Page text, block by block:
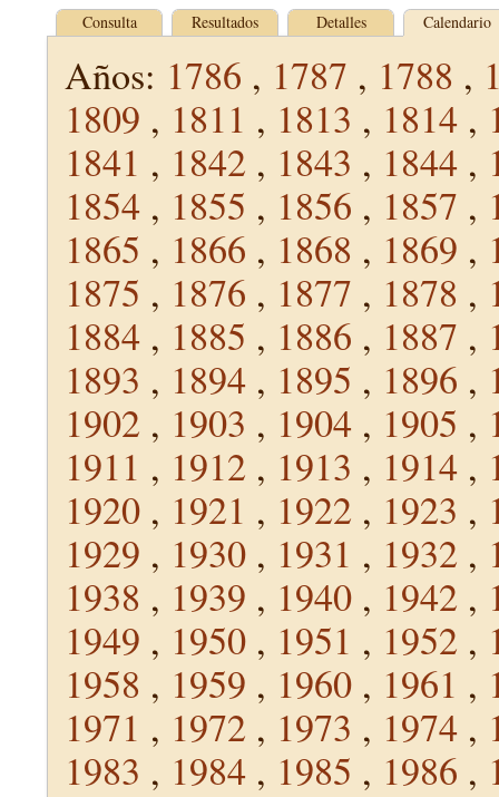
Consulta Resultados Detalles Calendario
Años: 1786 , 1787 , 1788 ,
1809 , 1811 , 1813 , 1814 ,
1841 , 1842 , 1843 , 1844 ,
1854 , 1855 , 1856 , 1857 ,
1865 , 1866 , 1868 , 1869 ,
1875 , 1876 , 1877 , 1878 ,
1884 , 1885 , 1886 , 1887 ,
1893 , 1894 , 1895 , 1896 ,
1902 , 1903 , 1904 , 1905 ,
1911 , 1912 , 1913 , 1914 ,
1920 , 1921 , 1922 , 1923 ,
1929 , 1930 , 1931 , 1932 ,
1938 , 1939 , 1940 , 1942 ,
1949 , 1950 , 1951 , 1952 ,
1958 , 1959 , 1960 , 1961 ,
1971 , 1972 , 1973 , 1974 ,
1983 , 1984 , 1985 , 1986 ,